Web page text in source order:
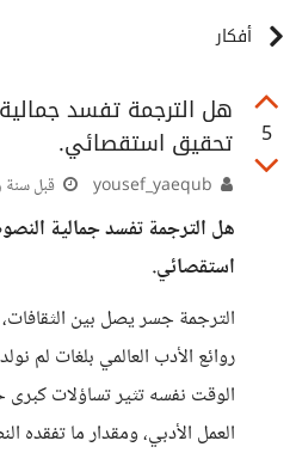
أفكار
5
هل الترجمة تفسد
تحقيق استقصائي.
قبل سنة
هل الترجمة تفسد جمالية
استقصائي.
الترجمة جسر يصل بين الثقافات،
روائع الأدب العالمي بلغات لم
الوقت نفسه تثير تساؤلات
العمل الأدبي، ومقدار ما تفقده